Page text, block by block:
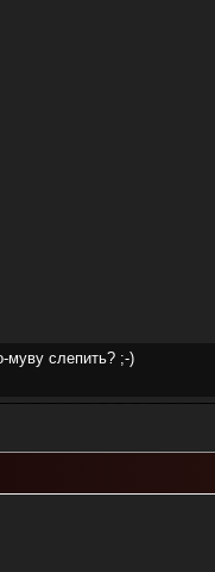
муву слепить? ;-)